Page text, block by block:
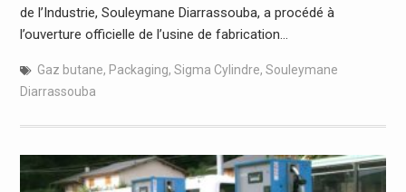
de l’Industrie, Souleymane Diarrassouba, a procédé à
l’ouverture officielle de l’usine de fabrication…
Gaz butane, Packaging, Sigma Cylindre, Souleymane
Diarrassouba